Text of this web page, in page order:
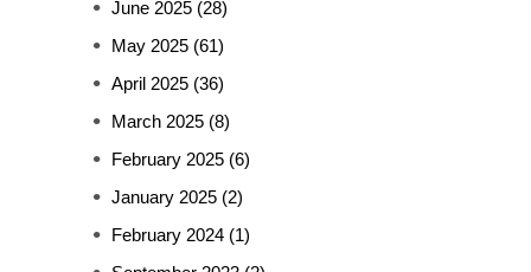
June 2025 (28)
May 2025 (61)
April 2025 (36)
March 2025 (8)
February 2025 (6)
January 2025 (2)
February 2024 (1)